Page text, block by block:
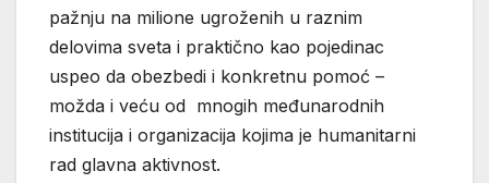
pažnju na milione ugroženih u raznim
delovima sveta i praktično kao pojedinac
uspeo da obezbedi i konkretnu pomoć –
možda i veću od mnogih međunarodnih
institucija i organizacija kojima je humanitarni
rad glavna aktivnost.